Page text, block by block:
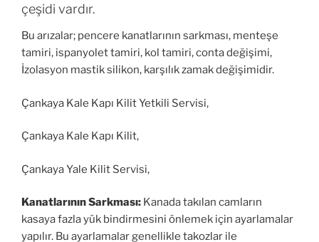
çeşidi vardır.
Bu arızalar; pencere kanatlarının sarkması, menteşe
tamiri, ispanyolet tamiri, kol tamiri, conta değişimi,
İzolasyon mastik silikon, karşılık zamak değişimidir.
Çankaya Kale Kapı Kilit Yetkili Servisi,
Çankaya Kale Kapı Kilit,
Çankaya Yale Kilit Servisi,
Kanatlarının Sarkması: Kanada takılan camların
kasaya fazla yük bindirmesini önlemek için ayarlamalar
yapılır. Bu ayarlamalar genellikle takozlar ile